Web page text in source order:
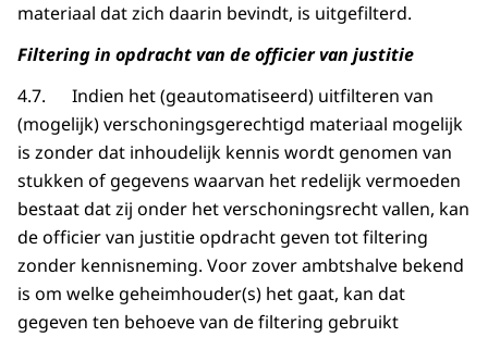
materiaal dat zich daarin bevindt, is uitgefilterd.
Filtering in opdracht van de officier van justitie
4.7. Indien het (geautomatiseerd) uitfilteren van
(mogelijk) verschoningsgerechtigd materiaal mogelijk
is zonder dat inhoudelijk kennis wordt genomen van
stukken of gegevens waarvan het redelijk vermoeden
bestaat dat zij onder het verschoningsrecht vallen, kan
de officier van justitie opdracht geven tot filtering
zonder kennisneming. Voor zover ambtshalve bekend
is om welke geheimhouder(s) het gaat, kan dat
gegeven ten behoeve van de filtering gebruikt